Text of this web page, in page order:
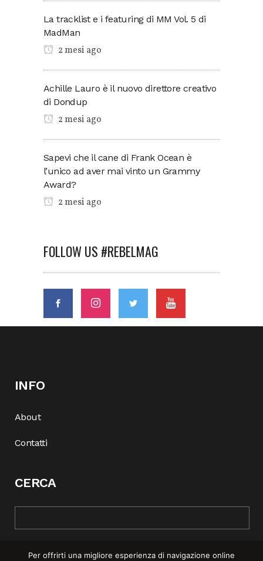
La tracklist e i featuring di MM Vol. 5 di
MadMan
2 mesi ago
Achille Lauro è il nuovo direttore creativo
di Dondup
2 mesi ago
Sapevi che il cane di Frank Ocean è
l’unico ad aver mai vinto un Grammy
Award?
2 mesi ago
FOLLOW US #REBELMAG
INFO
About
Contatti
CERCA
Per offrirti una migliore esperienza di navigazione online